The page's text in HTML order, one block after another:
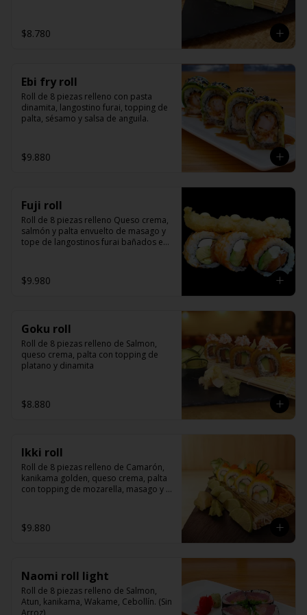
$8.780
Ebi fry roll
Roll de 8 piezas relleno con pasta
dinamita, langostino furai, topping de
palta, sésamo y salsa de anguila.
$9.880
Fuji roll
Roll de 8 piezas relleno Queso crema,
salmón y palta envuelto de masago y
tope de langostinos furai bañados en
$9.980
Goku roll
Roll de 8 piezas relleno de Salmon,
queso crema, palta con topping de
platano y dinamita
$8.880
Ikki roll
Roll de 8 piezas relleno de Camarón,
kanikama golden, queso crema, palta
con topping de mozarella, masago y
$9.880
Naomi roll light
Roll de 8 piezas relleno de Salmon,
Atun, kanikama, Wakame, Cebollín. (Sin
Arroz)